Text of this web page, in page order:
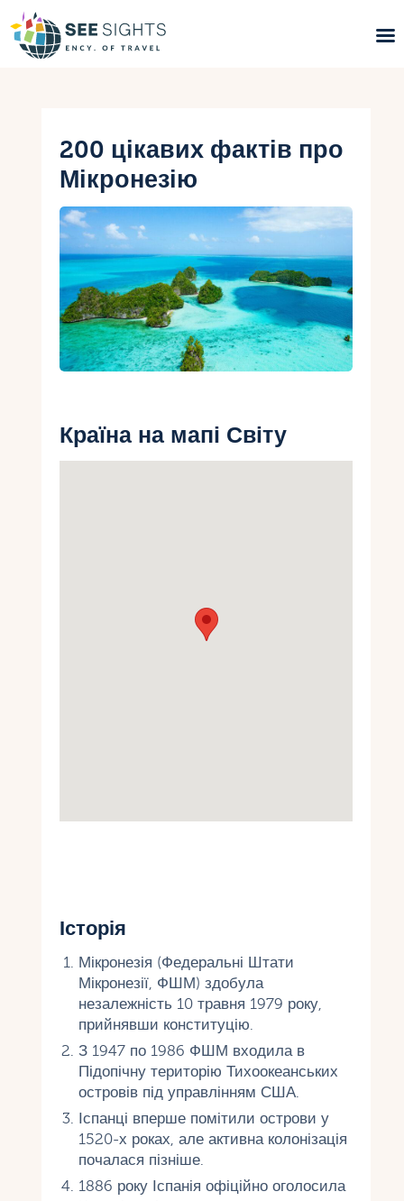
Гарячі тури
Типи Турів
Країни
Блог
Контакти
200 цікавих фактів про
Мікронезію
Країна на мапі Світу
Історія
Мікронезія (Федеральні Штати
Мікронезії, ФШМ) здобула
незалежність 10 травня 1979 року,
прийнявши конституцію.
З 1947 по 1986 ФШМ входила в
Підопічну територію Тихоокеанських
островів під управлінням США.
Іспанці вперше помітили острови у
1520-х роках, але активна колонізація
почалася пізніше.
1886 року Іспанія офіційно оголосила